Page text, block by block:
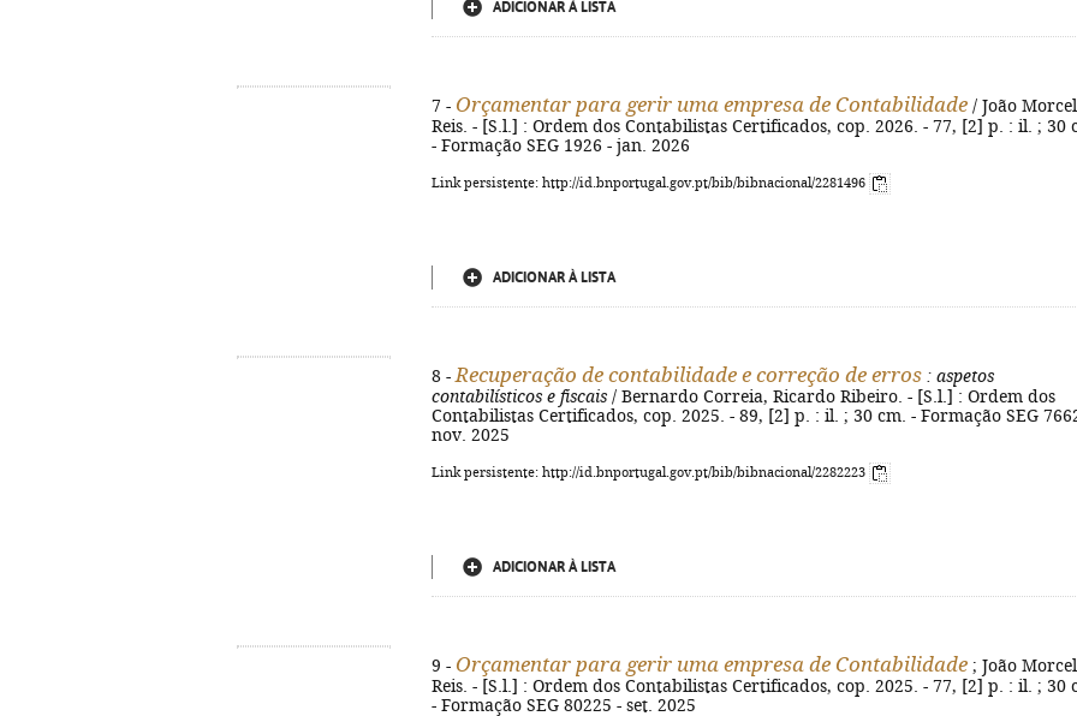
ADICIONAR À LISTA
7 - Orçamentar para gerir uma empresa de Contabilidade / João
Reis. - [S.l.] : Ordem dos Contabilistas Certificados, cop. 2026. - 77, [2] p. : il. ; 30
- Formação SEG 1926 - jan. 2026
Link persistente: http://id.bnportugal.gov.pt/bib/bibnacional/2281496
ADICIONAR À LISTA
8 - Recuperação de contabilidade e correção de erros : aspetos
contabilísticos e fiscais / Bernardo Correia, Ricardo Ribeiro. - [S.l.] : Ordem dos
Contabilistas Certificados, cop. 2025. - 89, [2] p. : il. ; 30 cm. - Formação SEG
nov. 2025
Link persistente: http://id.bnportugal.gov.pt/bib/bibnacional/2282223
ADICIONAR À LISTA
9 - Orçamentar para gerir uma empresa de Contabilidade ; João
Reis. - [S.l.] : Ordem dos Contabilistas Certificados, cop. 2025. - 77, [2] p. : il. ; 30
- Formação SEG 80225 - set. 2025